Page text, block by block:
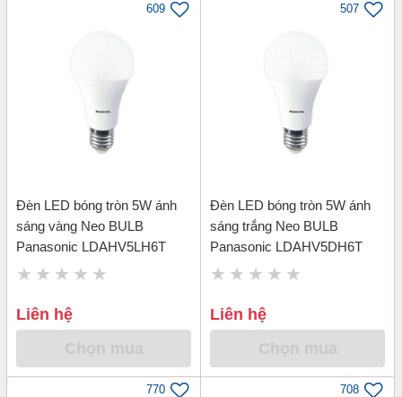
609
Đèn LED bóng tròn 5W ánh
sáng vàng Neo BULB
Panasonic LDAHV5LH6T
Liên hệ
507
Đèn LED bóng tròn 5W ánh
sáng trắng Neo BULB
Panasonic LDAHV5DH6T
Liên hệ
770 708